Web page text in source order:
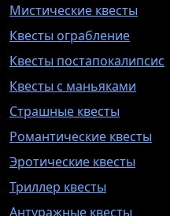
Мистические квесты
Квесты ограбление
Квесты постапокалипсис
Квесты с маньяками
Страшные квесты
Романтические квесты
Эротические квесты
Триллер квесты
Антуражные квесты